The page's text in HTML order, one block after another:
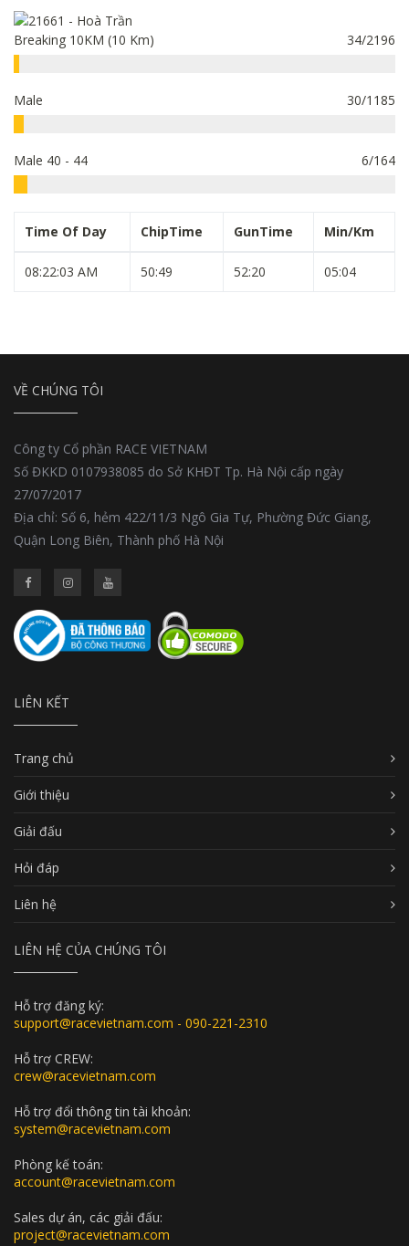
Breaking 10KM (10 Km) 34/2196
Male 30/1185
Male 40 - 44 6/164
Time Of Day ChipTime GunTime Min/Km
08:22:03 AM 50:49 52:20 05:04
VỀ CHÚNG TÔI
Công ty Cổ phần RACE VIETNAM
Số ĐKKD 0107938085 do Sở KHĐT Tp. Hà Nội cấp ngày
27/07/2017
Địa chỉ: Số 6, hẻm 422/11/3 Ngô Gia Tự, Phường Đức Giang,
Quận Long Biên, Thành phố Hà Nội
LIÊN KẾT
Trang chủ
Giới thiệu
Giải đấu
Hỏi đáp
Liên hệ
LIÊN HỆ CỦA CHÚNG TÔI
Hỗ trợ đăng ký:
support@racevietnam.com - 090-221-2310
Hỗ trợ CREW:
crew@racevietnam.com
Hỗ trợ đổi thông tin tài khoản:
system@racevietnam.com
Phòng kế toán:
account@racevietnam.com
Sales dự án, các giải đấu:
project@racevietnam.com